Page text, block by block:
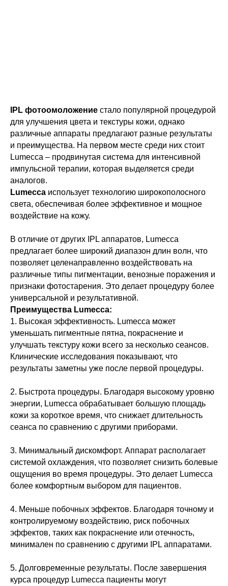
IPL фотоомоложение стало популярной процедурой
для улучшения цвета и текстуры кожи, однако
различные аппараты предлагают разные результаты
и преимущества. На первом месте среди них стоит
Lumecca – продвинутая система для интенсивной
импульсной терапии, которая выделяется среди
аналогов.
Lumecca использует технологию широкополосного
света, обеспечивая более эффективное и мощное
воздействие на кожу.
В отличие от других IPL аппаратов, Lumecca
предлагает более широкий диапазон длин волн, что
позволяет целенаправленно воздействовать на
различные типы пигментации, венозные поражения и
признаки фотостарения. Это делает процедуру более
универсальной и результативной.
Преимущества Lumecca:
1. Высокая эффективность. Lumecca может
уменьшать пигментные пятна, покраснение и
улучшать текстуру кожи всего за несколько сеансов.
Клинические исследования показывают, что
результаты заметны уже после первой процедуры.
2. Быстрота процедуры. Благодаря высокому уровню
энергии, Lumecca обрабатывает большую площадь
кожи за короткое время, что снижает длительность
сеанса по сравнению с другими приборами.
3. Минимальный дискомфорт. Аппарат располагает
системой охлаждения, что позволяет снизить болевые
ощущения во время процедуры. Это делает Lumecca
более комфортным выбором для пациентов.
4. Меньше побочных эффектов. Благодаря точному и
контролируемому воздействию, риск побочных
эффектов, таких как покраснение или отечность,
минимален по сравнению с другими IPL аппаратами.
5. Долговременные результаты. После завершения
курса процедур Lumecca пациенты могут